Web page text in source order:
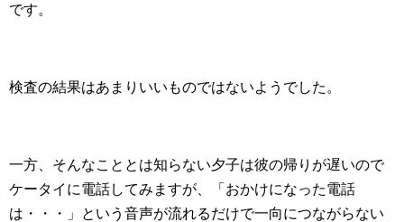
です。
検査の結果はあまりいいものではないようでした。
一方、そんなこととは知らない夕子は彼の帰りが遅いので
ケータイに電話してみますが、「おかけになった電話
は・・・」という音声が流れるだけで一向につながらない